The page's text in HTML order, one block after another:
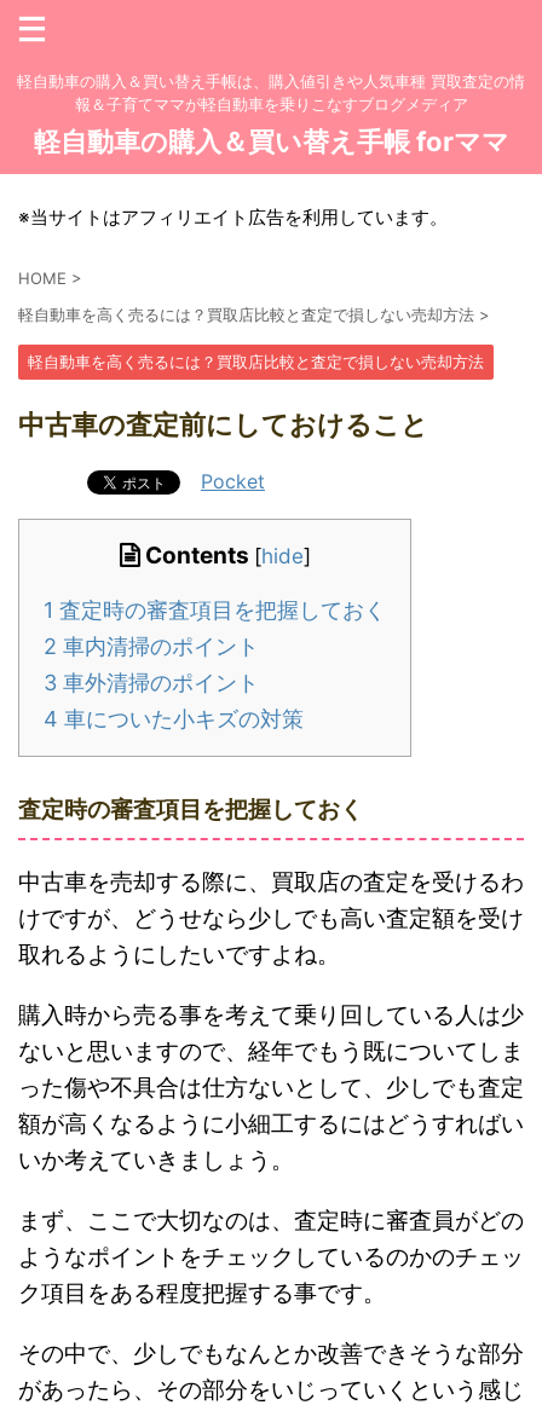
軽自動車の購入＆買い替え手帳は、購入値引きや人気車種 買取査定の情
報＆子育てママが軽自動車を乗りこなすブログメディア
軽自動車の購入＆買い替え手帳 forママ
※当サイトはアフィリエイト広告を利用しています。
HOME >
軽自動車を高く売るには？買取店比較と査定で損しない売却方法 >
軽自動車を高く売るには？買取店比較と査定で損しない売却方法
中古車の査定前にしておけること
Pocket
Contents [hide]
1 査定時の審査項目を把握しておく
2 車内清掃のポイント
3 車外清掃のポイント
4 車についた小キズの対策
査定時の審査項目を把握しておく
中古車を売却する際に、買取店の査定を受けるわ
けですが、どうせなら少しでも高い査定額を受け
取れるようにしたいですよね。
購入時から売る事を考えて乗り回している人は少
ないと思いますので、経年でもう既についてしま
った傷や不具合は仕方ないとして、少しでも査定
額が高くなるように小細工するにはどうすればい
いか考えていきましょう。
まず、ここで大切なのは、査定時に審査員がどの
ようなポイントをチェックしているのかのチェッ
ク項目をある程度把握する事です。
その中で、少しでもなんとか改善できそうな部分
があったら、その部分をいじっていくという感じ